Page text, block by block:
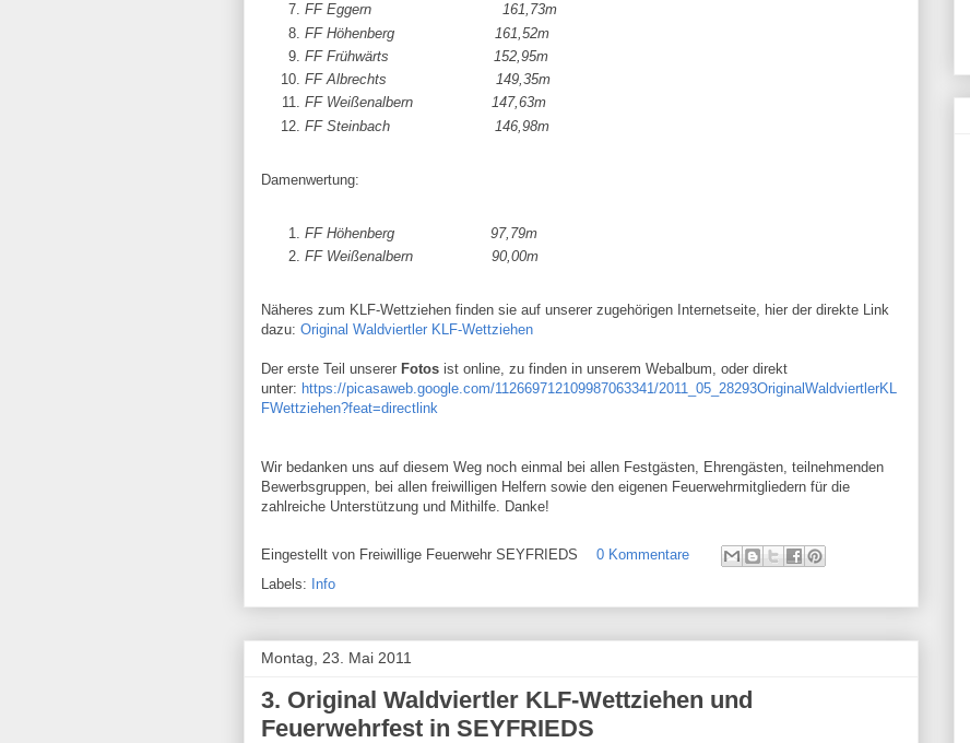
FF Eggern 161,73m
FF Höhenberg 161,52m
FF Frühwärts 152,95m
FF Albrechts 149,35m
FF Weißenalbern 147,63m
FF Steinbach 146,98m
Damenwertung:
FF Höhenberg 97,79m
FF Weißenalbern 90,00m
Näheres zum KLF-Wettziehen finden sie auf unserer zugehörigen Internetseite, hier der direkte Link
dazu: Original Waldviertler KLF-Wettziehen
Der erste Teil unserer Fotos ist online, zu finden in unserem Webalbum, oder direkt
unter: https://picasaweb.google.com/112669712109987063341/2011_05_28293OriginalWaldviertlerKL
FWettziehen?feat=directlink
Wir bedanken uns auf diesem Weg noch einmal bei allen Festgästen, Ehrengästen, teilnehmenden
Bewerbsgruppen, bei allen freiwilligen Helfern sowie den eigenen Feuerwehrmitgliedern für die
zahlreiche Unterstützung und Mithilfe. Danke!
Eingestellt von Freiwillige Feuerwehr SEYFRIEDS
0 Kommentare
Labels:
Info
Montag, 23. Mai 2011
3. Original Waldviertler KLF-Wettziehen und
Feuerwehrfest in SEYFRIEDS